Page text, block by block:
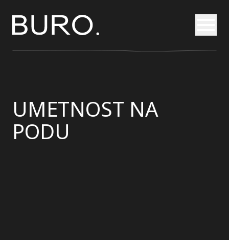
UMETNOST NA
PODU